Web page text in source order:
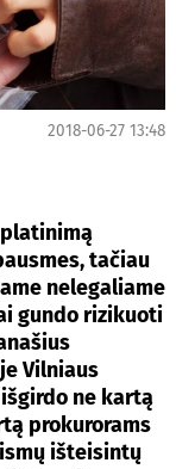
2018-06-27 13:48
tačiau
nelegaliame
gundo rizikuoti
Vilniaus
ne kartą
prokurorams
išteisintų